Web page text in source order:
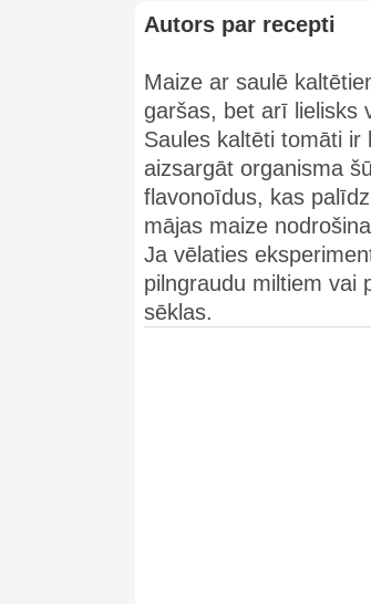
Autors par recepti
Maize ar saulē
garšas, bet arī lielisks
Saules kaltēti tomāti
aizsargāt organisma
flavonoīdus, kas
mājas maize
Ja vēlaties
pilngraudu miltiem vai
sēklas.